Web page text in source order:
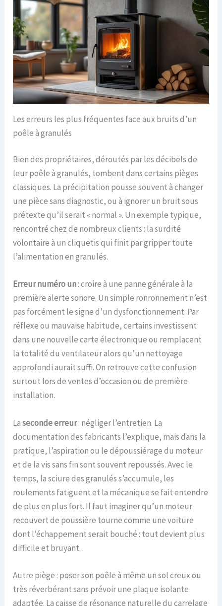
Les erreurs les plus fréquentes face aux bruits d’un
poêle à granulés
Bien des propriétaires, déroutés par les décibels de
leur poêle à granulés, tombent dans certains pièges
classiques. La précipitation pousse souvent à changer
une pièce sans diagnostic, ou à ignorer un bruit sous
prétexte qu’il serait « normal ». Un exemple typique,
rencontré chez de nombreux clients : la surdité
volontaire à un cliquetis qui finit par gripper toute
l’alimentation en granulés.
Erreur numéro un: croire à une panne générale à la
première alerte sonore. Un simple ronronnement n’est
pas forcément le signe d’un dysfonctionnement. Par
réflexe ou mauvaise habitude, certains investissent
dans une nouvelle carte électronique ou remplacent
la totalité du ventilateur alors qu’un nettoyage
approfondi aurait suffi. On retrouve cette confusion
surtout lors de ventes d’occasion ou de première
installation.
Laseconde erreur: négliger l’entretien. La
documentation des fabricants l’explique, mais dans la
pratique, l’aspiration ou le dépoussiérage du moteur
et de la vis sans fin sont souvent repoussés. Avec le
temps, la sciure des granulés s’accumule, les
roulements fatiguent et la mécanique se fait entendre
de plus en plus fort. Il faut imaginer qu’un moteur
recouvert de poussière tourne comme une voiture
dont l’échappement serait bouché : tout devient plus
difficile et bruyant.
Autre piège : poser son poêle à même un sol creux ou
très réverbérant sans prévoir une plaque isolante
adaptée. La caisse de résonance naturelle du carrelage